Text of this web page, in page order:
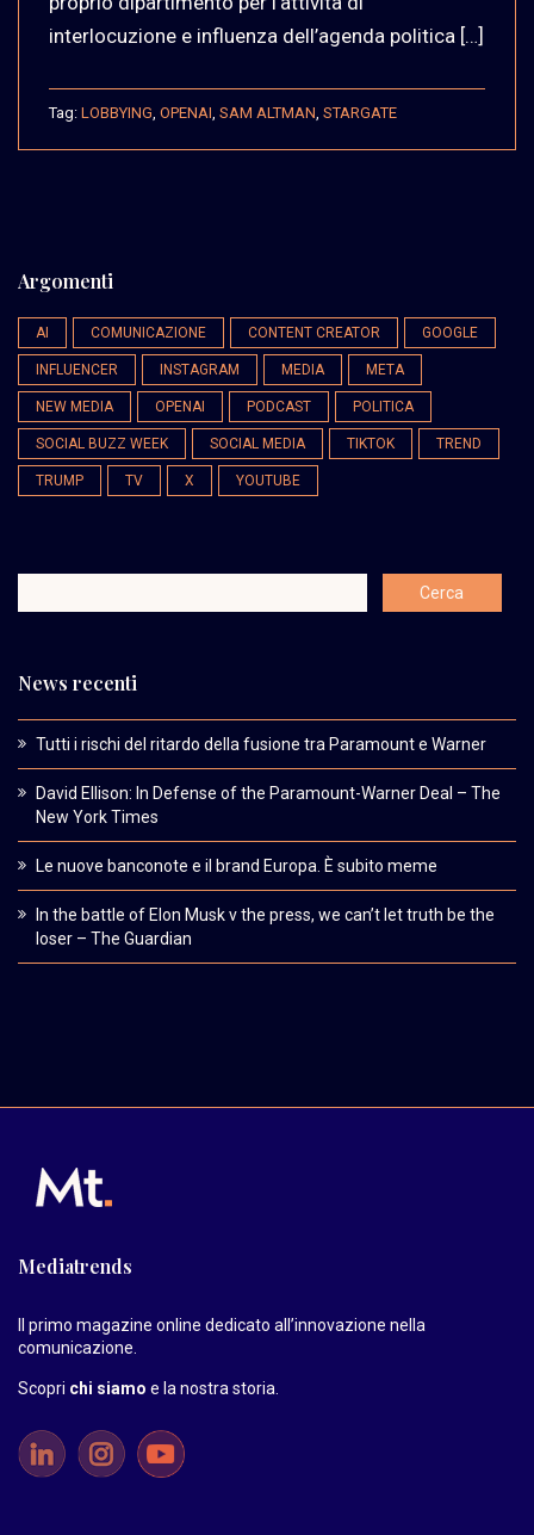
interlocuzione e influenza dell’agenda politica […]
Tag: LOBBYING OPENAI SAM ALTMAN STARGATE
Argomenti
AI COMUNICAZIONE CONTENT CREATOR GOOGLE
INFLUENCER INSTAGRAM MEDIA META
NEW MEDIA OPENAI PODCAST POLITICA
SOCIAL BUZZ WEEK SOCIAL MEDIA TIKTOK TREND
TRUMP TV X YOUTUBE
News recenti
Tutti i rischi del ritardo della fusione tra Paramount e Warner
David Ellison: In Defense of the Paramount-Warner Deal – The
New York Times
Le nuove banconote e il brand Europa. È subito meme
In the battle of Elon Musk v the press, we can’t let truth be the
loser – The Guardian
Mediatrends
Il primo magazine online dedicato all’innovazione nella
comunicazione.
Scopri chi siamo e la nostra storia